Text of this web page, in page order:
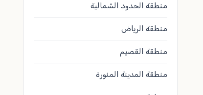
منطقة الحدود الشمالية
منطقة الرياض
منطقة القصيم
منطقة المدينة المنورة